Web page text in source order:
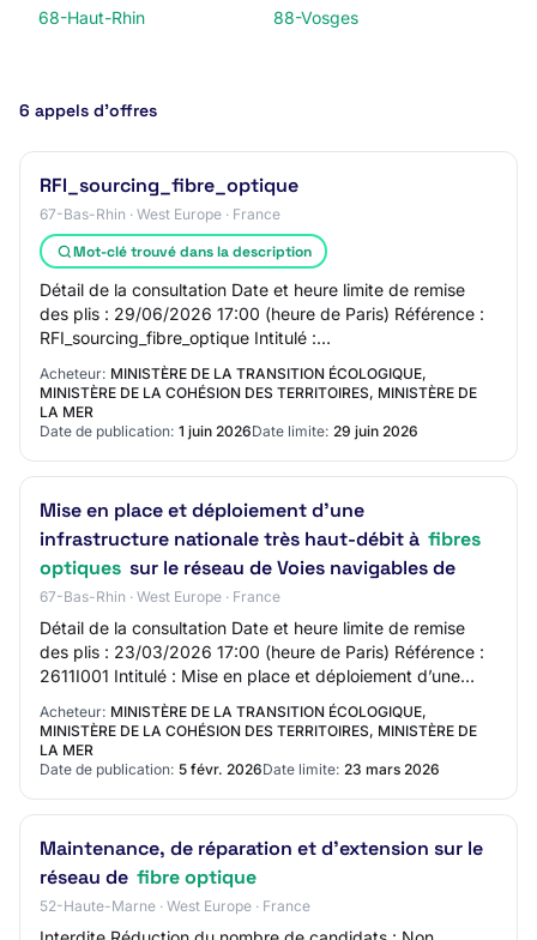
68-Haut-Rhin
88-Vosges
6 appels d’offres
RFI_sourcing_fibre_optique
67-Bas-Rhin · West Europe · France
Mot-clé trouvé dans la description
Détail de la consultation Date et heure limite de remise
des plis : 29/06/2026 17:00 (heure de Paris) Référence :
RFI_sourcing_fibre_optique Intitulé :
RFI_sourcing_fibre_optique Objet : Dans la pers…
Acheteur: MINISTÈRE DE LA TRANSITION ÉCOLOGIQUE,
MINISTÈRE DE LA COHÉSION DES TERRITOIRES, MINISTÈRE DE
LA MER
Date de publication: 1 juin 2026Date limite: 29 juin 2026
Mise en place et déploiement d’une
infrastructure nationale très haut-débit à fibres
optiques sur le réseau de Voies navigables de
67-Bas-Rhin · West Europe · France
Détail de la consultation Date et heure limite de remise
des plis : 23/03/2026 17:00 (heure de Paris) Référence :
2611I001 Intitulé : Mise en place et déploiement d’une
infrastructure nationale très…
Acheteur: MINISTÈRE DE LA TRANSITION ÉCOLOGIQUE,
MINISTÈRE DE LA COHÉSION DES TERRITOIRES, MINISTÈRE DE
LA MER
Date de publication: 5 févr. 2026Date limite: 23 mars 2026
Maintenance, de réparation et d'extension sur le
réseau de fibre optique
52-Haute-Marne · West Europe · France